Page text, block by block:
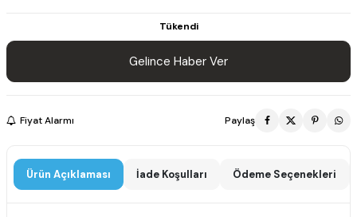
Tükendi
Gelince Haber Ver
Fiyat Alarmı Paylaş
Ürün Açıklaması İade Koşulları Ödeme Seçenekleri